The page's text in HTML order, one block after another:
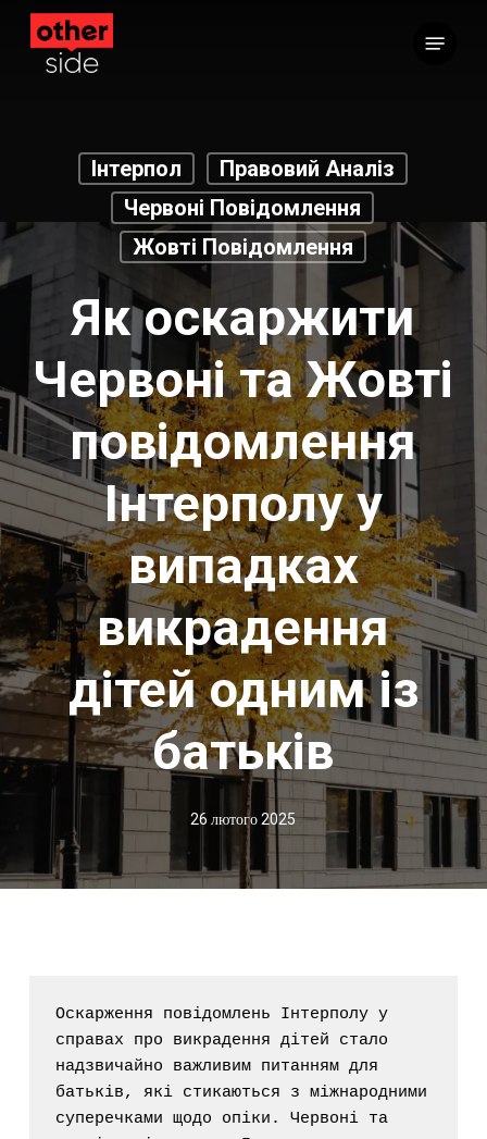
Перейти
основного
Інтерпол
Правовий Аналіз
Червоні Повідомлення
Жовті Повідомлення
Як оскаржити
Червоні та Жовті
повідомлення
Інтерполу у
випадках
викрадення
дітей одним із
батьків
26 лютого 2025
Оскарження повідомлень Інтерполу у
справах про викрадення дітей стало
надзвичайно важливим питанням для
батьків, які стикаються з міжнародними
суперечками щодо опіки. Червоні та